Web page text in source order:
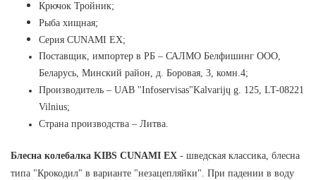
Крючок Тройник;
Рыба хищная;
Серия CUNAMI EX;
Поставщик, импортер в РБ – САЛМО Белфишинг ООО,
Беларусь, Минский район, д. Боровая, 3, комн.4;
Производитель – UAB "Infoservisas"Kalvarijų g. 125, LT-08221
Vilnius;
Страна производства – Литва.
Блесна колебалка KIBS CUNAMI EX - шведская классика, блесна
типа "Крокодил" в варианте "незацепляйки". При падении в воду